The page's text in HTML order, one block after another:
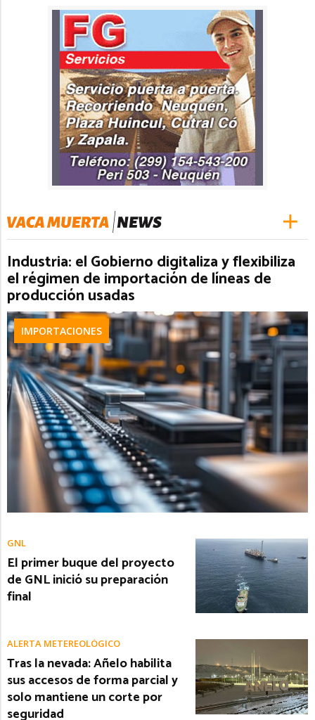
Industria: el Gobierno digitaliza y flexibiliza
el régimen de importación de líneas de
producción usadas
IMPORTACIONES
GNL
El primer buque del proyecto
de GNL inició su preparación
final
ALERTA METEREOLÓGICO
Tras la nevada: Añelo habilita
sus accesos de forma parcial y
solo mantiene un corte por
seguridad